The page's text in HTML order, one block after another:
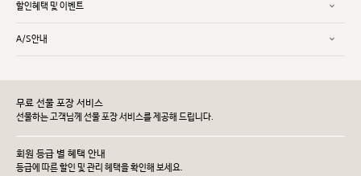
할인혜택 및 이벤트
A/S안내
무료 선물 포장 서비스
선물하는 고객님께 선물 포장 서비스를 제공해 드립니다.
회원 등급 별 혜택 안내
등급에 따른 할인 및 관리 헤택을 확인해 보세요.